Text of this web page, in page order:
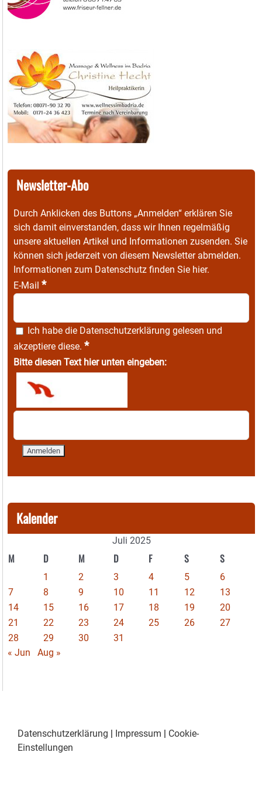
Newsletter-Abo
Durch Anklicken des Buttons „Anmelden“ erklären Sie
sich damit einverstanden, dass wir Ihnen regelmäßig
unsere aktuellen Artikel und Informationen zusenden. Sie
können sich jederzeit von diesem Newsletter abmelden.
Informationen zum Datenschutz finden Sie hier.
E-Mail *
Ich habe die Datenschutzerklärung gelesen und
akzeptiere diese. *
Bitte diesen Text hier unten eingeben:
Kalender
Juli 2025
M D M D F S S
1 2 3 4 5
6
7
8 9 10 11 12
13
14
15 16 17 18 19
20
21
22 23 24 25 26
27
28
29 30
31
« Jun
Aug »
Datenschutzerklärung | Impressum | Cookie-
Einstellungen